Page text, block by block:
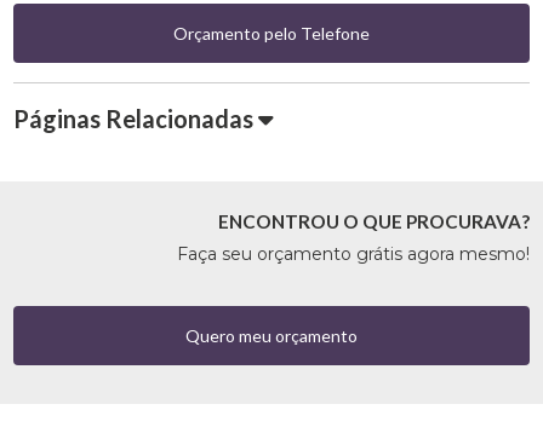
Orçamento pelo Telefone
Páginas Relacionadas
ENCONTROU O QUE PROCURAVA?
Faça seu orçamento grátis agora mesmo!
Quero meu orçamento